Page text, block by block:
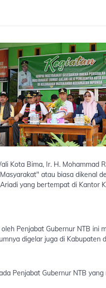
Kota Bima, Ir. H. Mohammad
atau biasa dikenal
yang bertempat di Kantor
Penjabat Gubernur NTB ini
digelar juga di Kabupaten
Penjabat Gubernur NTB